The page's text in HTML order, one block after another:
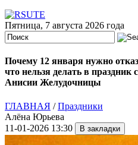
Пятница, 7 августа 2026 года
Почему 12 января нужно
что нельзя делать в
Анисии Желудочницы
ГЛАВНАЯ /Праздники
Алёна Юрьева
11-01-2026 13:30